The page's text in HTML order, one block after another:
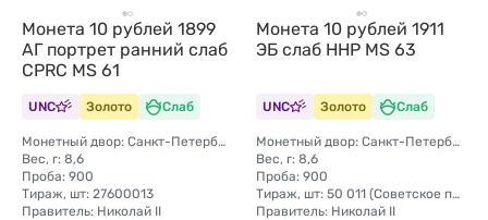
Монета 10 рублей 1899
АГ портрет ранний слаб
CPRC MS 61
UNC Золото Слаб
Монетный двор: Санкт-Петербургский монетный двор
Вес, г: 8,6
Проба: 900
Тираж, шт: 27600013
Правитель: Николай II
Монета 10 рублей 1911
ЭБ слаб ННР MS 63
UNC Золото Слаб
Монетный двор: Санкт-Петербургский монетный двор
Вес, г: 8,6
Проба: 900
Тираж, шт: 50 011 (Советское правительство с декабря 1925 г. по март 1926 г. отчеканило 2 011 000 10-ти рублевого достоинства царского образца, предположительно штемпелями 1911 г.)
Правитель: Николай II